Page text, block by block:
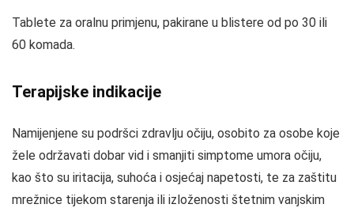
Tablete za oralnu primjenu, pakirane u blistere od po 30 ili
60 komada.
Terapijske indikacije
Namijenjene su podršci zdravlju očiju, osobito za osobe koje
žele održavati dobar vid i smanjiti simptome umora očiju,
kao što su iritacija, suhoća i osjećaj napetosti, te za zaštitu
mrežnice tijekom starenja ili izloženosti štetnim vanjskim